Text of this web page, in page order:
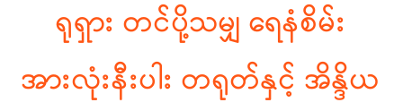
ရုရှား တင်ပို့သမျှ ရေနံစိမ်း
အားလုံးနီးပါး တရုတ်နှင့် အိန္ဒိယ